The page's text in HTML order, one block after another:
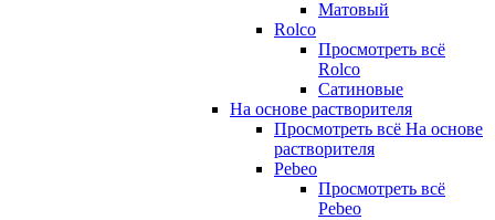
Матовый
Rolco
Просмотреть всё
Rolco
Сатиновые
На основе растворителя
Просмотреть всё На основе
растворителя
Pebeo
Просмотреть всё
Pebeo